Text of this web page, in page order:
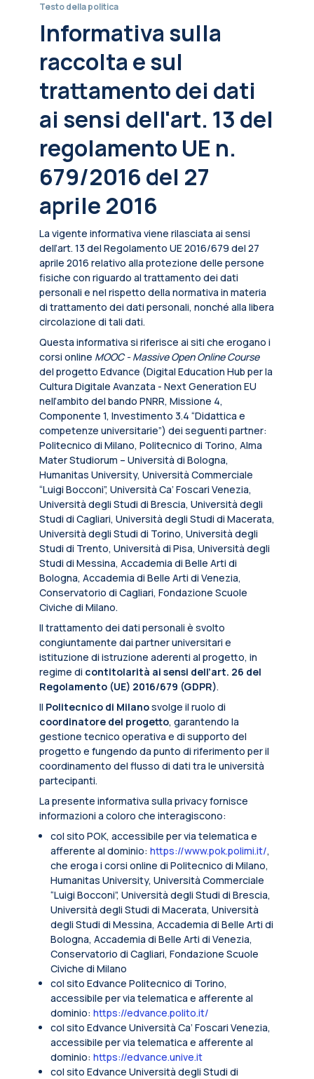
Testo della politica
Informativa sulla
raccolta e sul
trattamento dei dati
ai sensi dell'art. 13 del
regolamento UE n.
679/2016 del 27
aprile 2016
La vigente informativa viene rilasciata ai sensi
dell’art. 13 del Regolamento UE 2016/679 del 27
aprile 2016 relativo alla protezione delle persone
fisiche con riguardo al trattamento dei dati
personali e nel rispetto della normativa in materia
di trattamento dei dati personali, nonché alla libera
circolazione di tali dati.
Questa informativa si riferisce ai siti che erogano i
corsi online MOOC - Massive Open Online Course
del progetto Edvance (Digital Education Hub per la
Cultura Digitale Avanzata - Next Generation EU
nell’ambito del bando PNRR, Missione 4,
Componente 1, Investimento 3.4 “Didattica e
competenze universitarie”) dei seguenti partner:
Politecnico di Milano, Politecnico di Torino, Alma
Mater Studiorum – Università di Bologna,
Humanitas University, Università Commerciale
“Luigi Bocconi”, Università Ca’ Foscari Venezia,
Università degli Studi di Brescia, Università degli
Studi di Cagliari, Università degli Studi di Macerata,
Università degli Studi di Torino, Università degli
Studi di Trento, Università di Pisa, Università degli
Studi di Messina, Accademia di Belle Arti di
Bologna, Accademia di Belle Arti di Venezia,
Conservatorio di Cagliari, Fondazione Scuole
Civiche di Milano.
Il trattamento dei dati personali è svolto
congiuntamente dai partner universitari e
istituzione di istruzione aderenti al progetto, in
regime di contitolarità ai sensi dell’art. 26 del
Regolamento (UE) 2016/679 (GDPR).
Il Politecnico di Milanosvolge il ruolo di
coordinatore del progetto, garantendo la
gestione tecnico operativa e di supporto del
progetto e fungendo da punto di riferimento per il
coordinamento del flusso di dati tra le università
partecipanti.
La presente informativa sulla privacy fornisce
informazioni a coloro che interagiscono:
col sito POK, accessibile per via telematica e
afferente al dominio: https://www.pok.polimi.it/,
che eroga i corsi online di Politecnico di Milano,
Humanitas University, Università Commerciale
“Luigi Bocconi”, Università degli Studi di Brescia,
Università degli Studi di Macerata, Università
degli Studi di Messina, Accademia di Belle Arti di
Bologna, Accademia di Belle Arti di Venezia,
Conservatorio di Cagliari, Fondazione Scuole
Civiche di Milano
col sito Edvance Politecnico di Torino,
accessibile per via telematica e afferente al
dominio: https://edvance.polito.it/
col sito Edvance Università Ca’ Foscari Venezia,
accessibile per via telematica e afferente al
dominio: https://edvance.unive.it
col sito Edvance Università degli Studi di